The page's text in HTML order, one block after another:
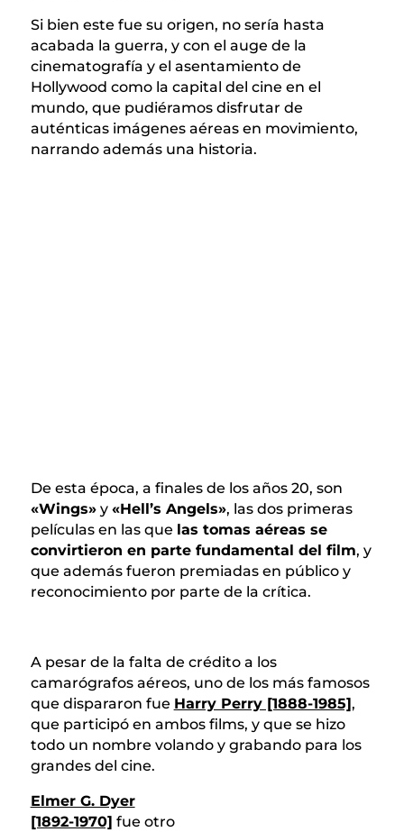
Si bien este fue su origen, no sería hasta
acabada la guerra, y con el auge de la
cinematografía y el asentamiento de
Hollywood como la capital del cine en el
mundo, que pudiéramos disfrutar de
auténticas imágenes aéreas en movimiento,
narrando además una historia.
De esta época, a finales de los años 20, son
«Wings»y «Hell’s Angels», las dos primeras
películas en las que las tomas aéreas se
convirtieron en parte fundamental del film, y
que además fueron premiadas en público y
reconocimiento por parte de la crítica.
A pesar de la falta de crédito a los
camarógrafos aéreos, uno de los más famosos
que dispararon fue Harry Perry [1888-1985],
que participó en ambos films, y que se hizo
todo un nombre volando y grabando para los
grandes del cine.
Elmer G. Dyer
[1892-1970] fue otro